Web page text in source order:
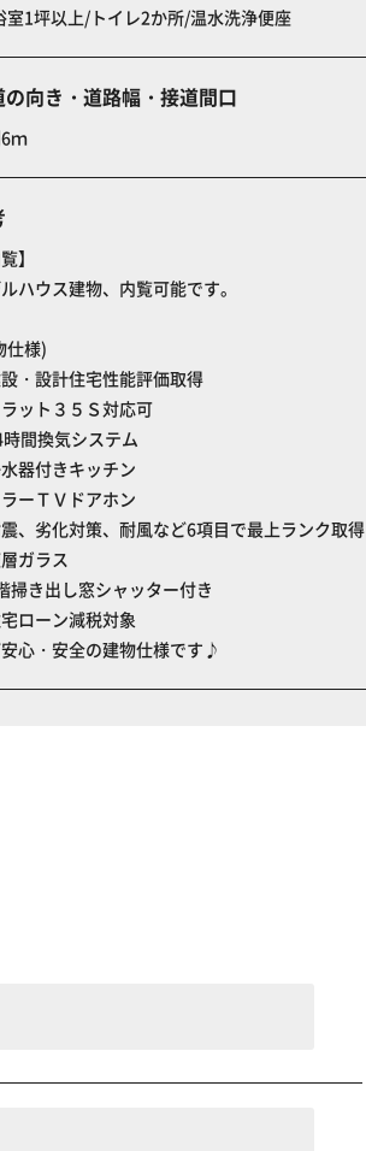
室1坪以上/トイレ2か所/温水洗浄便座
の向き・道路幅・接道間口
ｍ
】
ハウス建物、内覧可能です。
仕様)
設・設計住宅性能評価取得
ラット３５Ｓ対応可
時間換気システム
水器付きキッチン
ラーＴＶドアホン
震、劣化対策、耐風など6項目で最上ランク取得
層ガラス
掃き出し窓シャッター付き
宅ローン減税対象
心・安全の建物仕様です♪